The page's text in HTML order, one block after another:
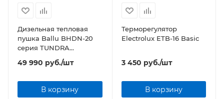
Дизельная тепловая
пушка Ballu BHDN-20
серия TUNDRA
(непрямой нагрев)
49 990 руб./шт
В корзину
Терморегулятор
Electrolux ETB-16 Basic
3 450 руб./шт
В корзину